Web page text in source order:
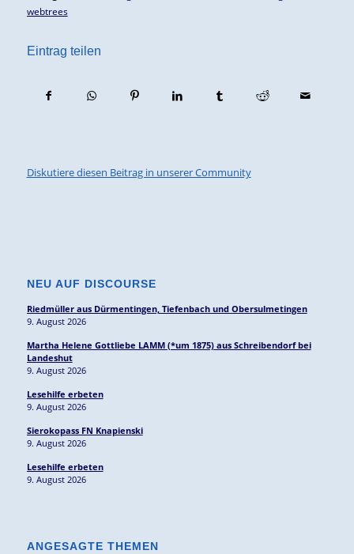
webtrees
Eintrag teilen
Diskutiere diesen Beitrag in unserer Community
NEU AUF DISCOURSE
Riedmüller aus Dürmentingen, Tiefenbach und Obersulmetingen
9. August 2026
Martha Helene Gottliebe LAMM (*um 1875) aus Schreibendorf bei
Landeshut
9. August 2026
Lesehilfe erbeten
9. August 2026
Sierokopass FN Knapienski
9. August 2026
Lesehilfe erbeten
9. August 2026
ANGESAGTE THEMEN